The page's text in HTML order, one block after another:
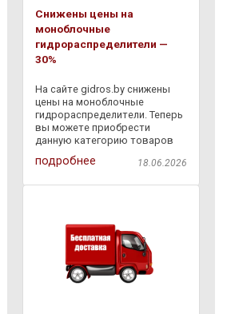
Снижены цены на
моноблочные
гидрораспределители —
30%
На сайте gidros.by снижены
цены на моноблочные
гидрораспределители. Теперь
вы можете приобрести
данную категорию товаров
со скидкой - 30% . Также с
18.06.2026 по 06.07.2026
подробнее 18.06.2026